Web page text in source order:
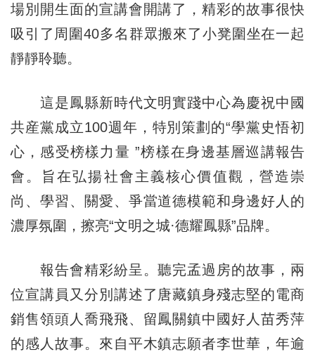
場別開生面的宣講會開講了，精彩的故事很快
吸引了周圍40多名群眾搬來了小凳圍坐在一起
靜靜聆聽。
這是鳳縣新時代文明實踐中心為慶祝中國
共産黨成立100週年，特別策劃的“學黨史悟初
心，感受榜樣力量 ”榜樣在身邊基層巡講報告
會。旨在弘揚社會主義核心價值觀，營造崇
尚、學習、關愛、爭當道德模範和身邊好人的
濃厚氛圍，擦亮“文明之城·德耀鳳縣”品牌。
報告會精彩紛呈。聽完孟過房的故事，兩
位宣講員又分別講述了唐藏鎮身殘志堅的電商
銷售領頭人喬飛飛、留鳳關鎮中國好人苗秀萍
的感人故事。來自平木鎮志願者李世華，年逾